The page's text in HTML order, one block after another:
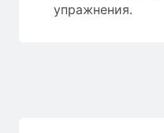
упражнения.